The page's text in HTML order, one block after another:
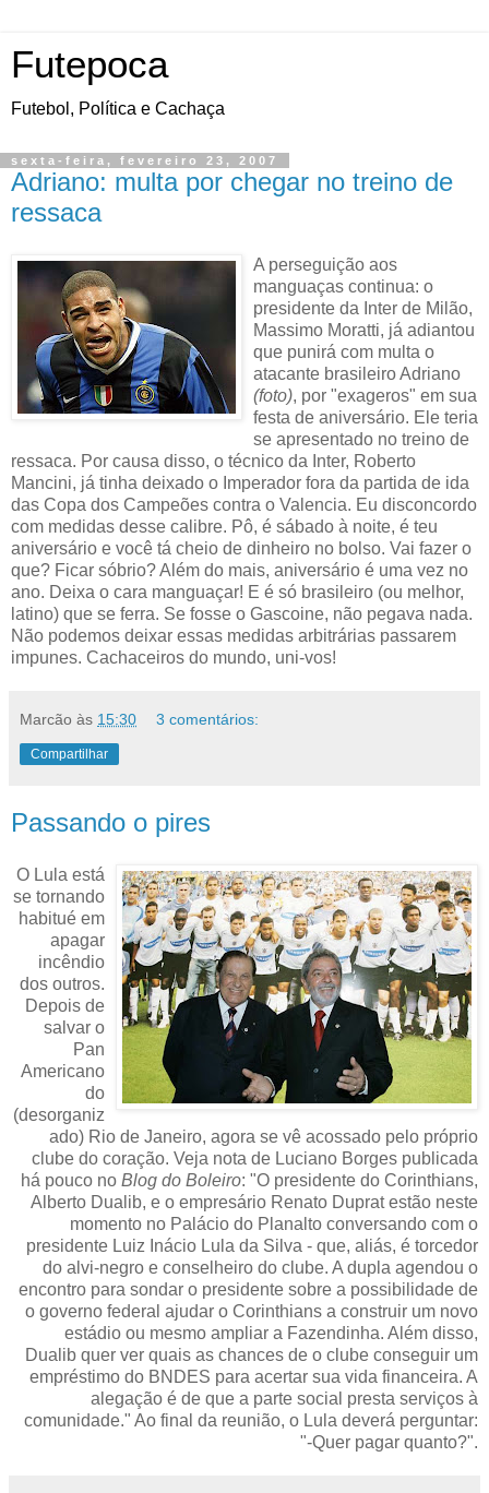
Futepoca
Futebol, Política e Cachaça
sexta-feira, fevereiro 23, 2007
Adriano: multa por chegar no treino de
ressaca
A perseguição aos
manguaças continua: o
presidente da Inter de Milão,
Massimo Moratti, já adiantou
que punirá com multa o
atacante brasileiro Adriano
(foto), por "exageros" em sua
festa de aniversário. Ele teria
se apresentado no treino de
ressaca. Por causa disso, o técnico da Inter, Roberto
Mancini, já tinha deixado o Imperador fora da partida de ida
das Copa dos Campeões contra o Valencia. Eu disconcordo
com medidas desse calibre. Pô, é sábado à noite, é teu
aniversário e você tá cheio de dinheiro no bolso. Vai fazer o
que? Ficar sóbrio? Além do mais, aniversário é uma vez no
ano. Deixa o cara manguaçar! E é só brasileiro (ou melhor,
latino) que se ferra. Se fosse o Gascoine, não pegava nada.
Não podemos deixar essas medidas arbitrárias passarem
impunes. Cachaceiros do mundo, uni-vos!
Marcão às 15:30 3 comentários:
Compartilhar
Passando o pires
O Lula está
se tornando
habitué em
apagar
incêndio
dos outros.
Depois de
salvar o
Pan
Americano
do
(desorganiz
ado) Rio de Janeiro, agora se vê acossado pelo próprio
clube do coração. Veja nota de Luciano Borges publicada
há pouco no Blog do Boleiro: "O presidente do Corinthians,
Alberto Dualib, e o empresário Renato Duprat estão neste
momento no Palácio do Planalto conversando com o
presidente Luiz Inácio Lula da Silva - que, aliás, é torcedor
do alvi-negro e conselheiro do clube. A dupla agendou o
encontro para sondar o presidente sobre a possibilidade de
o governo federal ajudar o Corinthians a construir um novo
estádio ou mesmo ampliar a Fazendinha. Além disso,
Dualib quer ver quais as chances de o clube conseguir um
empréstimo do BNDES para acertar sua vida financeira. A
alegação é de que a parte social presta serviços à
comunidade." Ao final da reunião, o Lula deverá perguntar:
"-Quer pagar quanto?".